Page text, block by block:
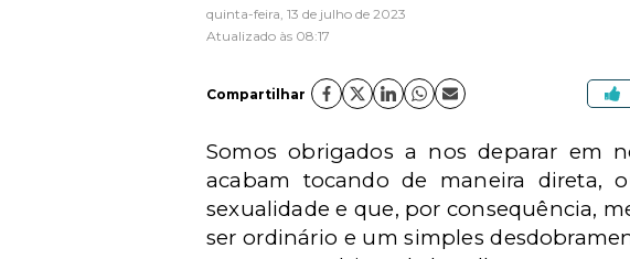
quinta-feira, 13 de julho de 2023
Atualizado às 08:17
Compartilhar
Somos obrigados a nos deparar em
acabam tocando de maneira direta,
sexualidade e que, por consequência,
ser ordinário e um simples